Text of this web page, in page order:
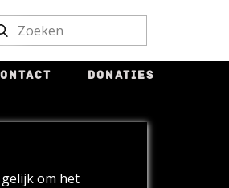
DONATIES
om het